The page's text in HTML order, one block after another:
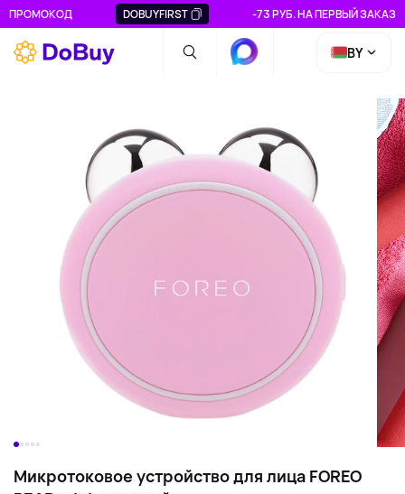
ПРОМОКОД DOBUYFIRST -73 РУБ. НА ПЕРВЫЙ ЗАКАЗ
BY
Микротоковое устройство для лица FOREO